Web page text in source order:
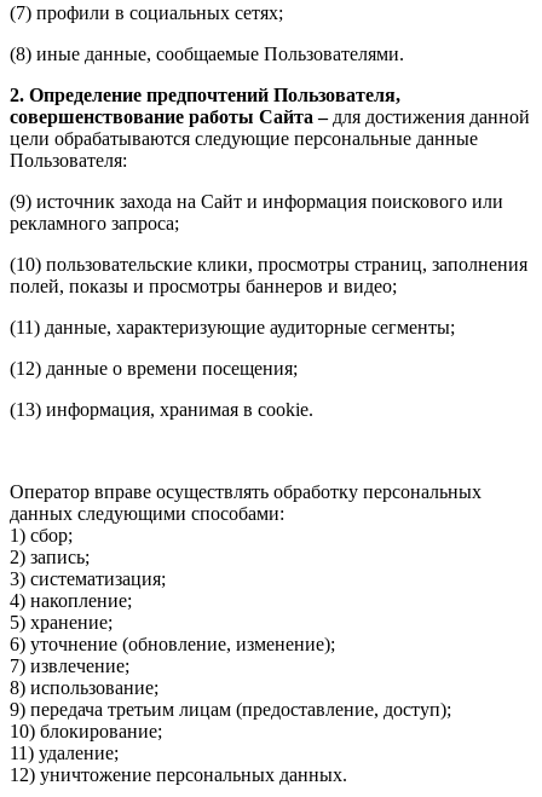
(7) профили в социальных сетях;
(8) иные данные, сообщаемые Пользователями.
2. Определение предпочтений Пользователя,
совершенствование работы Сайта –для достижения данной
цели обрабатываются следующие персональные данные
Пользователя:
(9) источник захода на Сайт и информация поискового или
рекламного запроса;
(10) пользовательские клики, просмотры страниц, заполнения
полей, показы и просмотры баннеров и видео;
(11) данные, характеризующие аудиторные сегменты;
(12) данные о времени посещения;
(13) информация, хранимая в cookie.
Оператор вправе осуществлять обработку персональных
данных следующими способами:
1) сбор;
2) запись;
3) систематизация;
4) накопление;
5) хранение;
6) уточнение (обновление, изменение);
7) извлечение;
8) использование;
9) передача третьим лицам (предоставление, доступ);
10) блокирование;
11) удаление;
12) уничтожение персональных данных.